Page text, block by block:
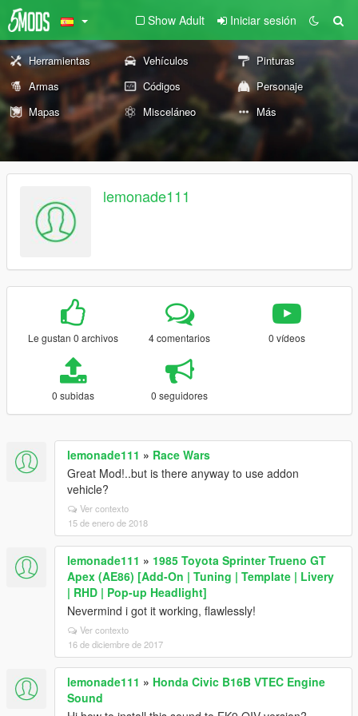
Show Adult Iniciar sesión
Herramientas Vehículos
Pinturas
Armas
Códigos
Personaje
Mapas
Misceláneo Más
lemonade111
Le gustan 0 archivos 4 comentarios 0 vídeos
0 subidas 0 seguidores
lemonade111 » Race Wars
Great Mod!..but is there anyway to use addon
vehicle?
Ver contexto
15 de enero de 2018
lemonade111 » 1985 Toyota Sprinter Trueno GT
Apex (AE86) [Add-On | Tuning | Template | Livery
| RHD | Pop-up Headlight]
Nevermind i got it working, flawlessly!
Ver contexto
16 de diciembre de 2017
lemonade111 » Honda Civic B16B VTEC Engine
Sound